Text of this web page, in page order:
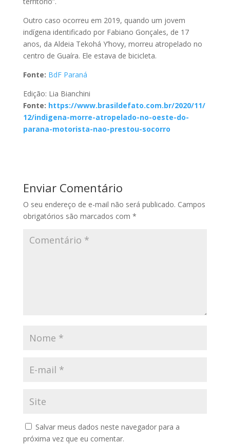
Outro caso ocorreu em 2019, quando um jovem
indígena identificado por Fabiano Gonçales, de 17
anos, da Aldeia Tekohá Y’hovy, morreu atropelado no
centro de Guaíra. Ele estava de bicicleta.
Fonte: BdF Paraná
Edição: Lia Bianchini
Fonte: https://www.brasildefato.com.br/2020/11/
12/indigena-morre-atropelado-no-oeste-do-
parana-motorista-nao-prestou-socorro
Enviar Comentário
O seu endereço de e-mail não será publicado. Campos
obrigatórios são marcados com *
Salvar meus dados neste navegador para a
próxima vez que eu comentar.